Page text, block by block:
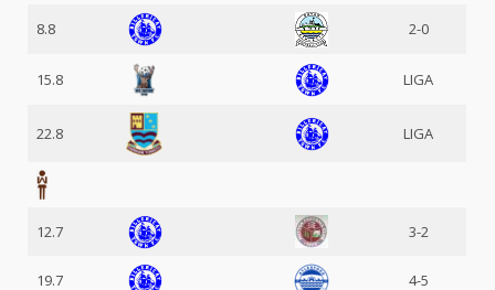
8.8 2-0
15.8 LIGA
22.8 LIGA
12.7 3-2
19.7 4-5